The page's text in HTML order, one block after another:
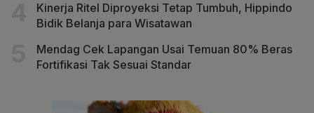
Kinerja Ritel Diproyeksi Tetap Tumbuh, Hippindo
Bidik Belanja para Wisatawan
Mendag Cek Lapangan Usai Temuan 80% Beras
Fortifikasi Tak Sesuai Standar